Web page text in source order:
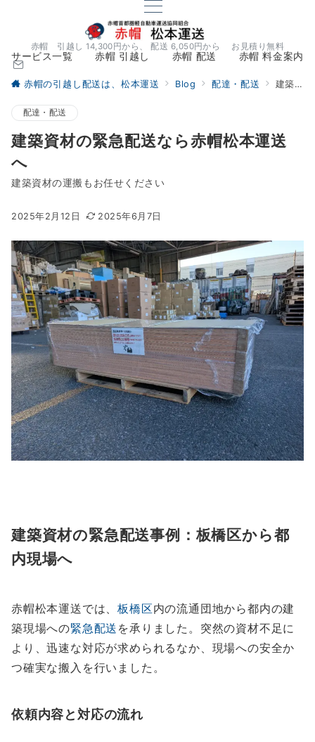
赤帽 引越し 14,300円から、 配送 6,050円から お見積り無料
サービス一覧 赤帽 引越し 赤帽 配送 赤帽 料金案内
赤帽の引越し配送は、松本運送 Blog 配達・配送 建築資材の緊急配送なら赤帽松本運送へ
配達・配送
建築資材の緊急配送なら赤帽松本運送
へ
建築資材の運搬もお任せください
2025年2月12日 2025年6月7日
建築資材の緊急配送事例：板橋区から都
内現場へ
赤帽松本運送では、板橋区内の流通団地から都内の建
築現場への緊急配送 を承りました。突然の資材不足に
より、迅速な対応が求められるなか、現場への安全か
つ確実な搬入を行いました。
依頼内容と対応の流れ